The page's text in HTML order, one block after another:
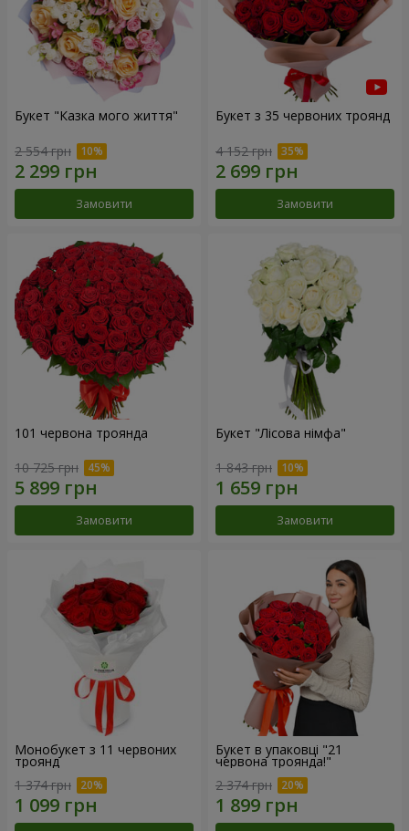
Букет "Казка мого життя"
2 554 грн
Замовити
Букет з 35 червоних троянд
4 152 грн
Замовити
101 червона троянда
10 725 грн
Замовити
Букет "Лісова німфа"
1 843 грн
Замовити
Монобукет з 11 червоних
троянд
1 374 грн
Букет в упаковці "21
червона троянда!"
2 374 грн